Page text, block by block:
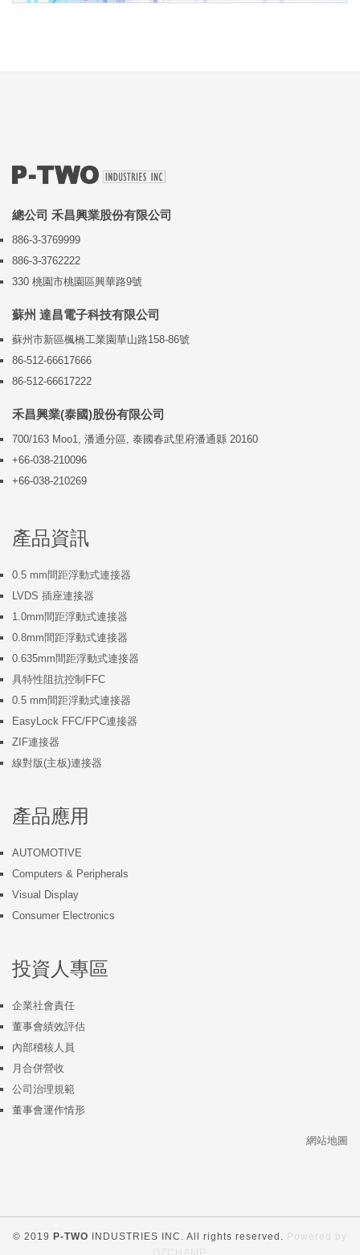
總公司 禾昌興業股份有限公司
886-3-3769999
886-3-3762222
330 桃園市桃園區興華路9號
蘇州 達昌電子科技有限公司
蘇州市新區楓橋工業園華山路158-86號
86-512-66617666
86-512-66617222
禾昌興業(泰國)股份有限公司
700/163 Moo1, 潘通分區, 泰國春武里府潘通縣 20160
+66-038-210096
+66-038-210269
產品資訊
0.5 mm間距浮動式連接器
LVDS 插座連接器
1.0mm間距浮動式連接器
0.8mm間距浮動式連接器
0.635mm間距浮動式連接器
具特性阻抗控制FFC
0.5 mm間距浮動式連接器
EasyLock FFC/FPC連接器
ZIF連接器
線對版(主板)連接器
產品應用
AUTOMOTIVE
Computers & Peripherals
Visual Display
Consumer Electronics
投資人專區
企業社會責任
董事會績效評估
內部稽核人員
月合併營收
公司治理規範
董事會運作情形
網站地圖
© 2019 P-TWO INDUSTRIES INC. All rights reserved.
Powered by